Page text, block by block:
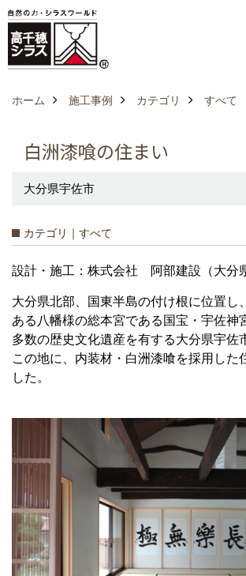
ホーム 施工事例 カテゴリ すべて
白洲漆喰の住まい
大分県宇佐市
カテゴリ｜すべて
設計・施工：株式会社 阿部建設（大分
大分県北部、国東半島の付け根に位置し
ある八幡様の総本宮である国宝・宇佐神
多数の歴史文化遺産を有する大分県宇佐
この地に、内装材・白洲漆喰を採用した
した。